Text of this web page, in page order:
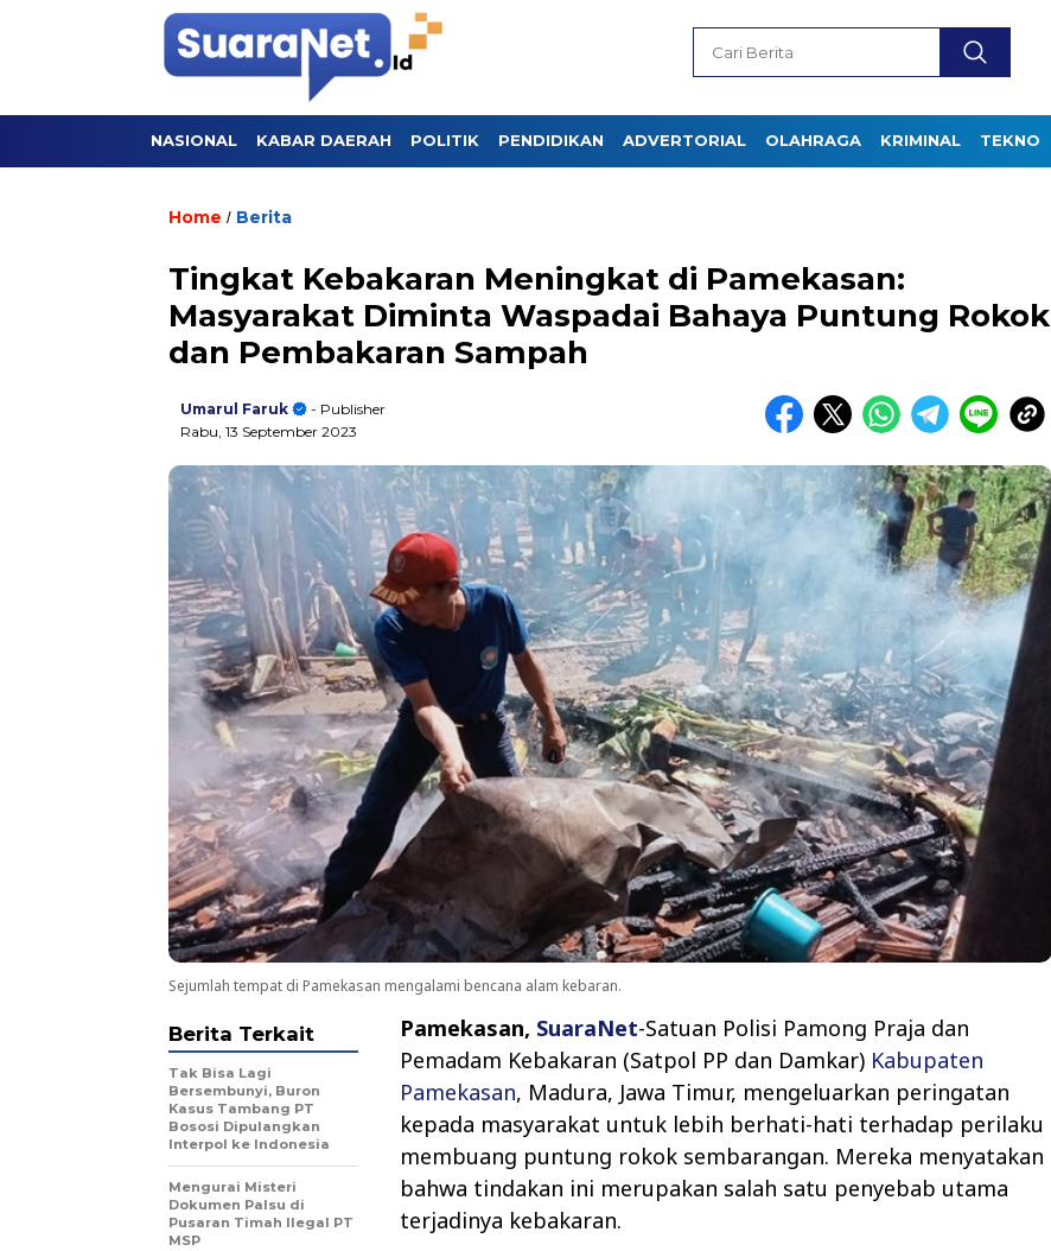
NASIONAL KABAR DAERAH POLITIK PENDIDIKAN ADVERTORIAL OLAHRAGA KRIMINAL TEKNO
Home / Berita
Tingkat Kebakaran Meningkat di Pamekasan:
Masyarakat Diminta Waspadai Bahaya Puntung Rokok
dan Pembakaran Sampah
Umarul Faruk
- Publisher
Rabu, 13 September 2023
Sejumlah tempat di Pamekasan mengalami bencana alam kebaran.
Pamekasan, SuaraNet-Satuan Polisi Pamong Praja dan
Pemadam Kebakaran (Satpol PP dan Damkar) Kabupaten
Pamekasan, Madura, Jawa Timur, mengeluarkan peringatan
kepada masyarakat untuk lebih berhati-hati terhadap perilaku
membuang puntung rokok sembarangan. Mereka menyatakan
bahwa tindakan ini merupakan salah satu penyebab utama
terjadinya kebakaran.
Berita Terkait
Tak Bisa Lagi
Bersembunyi, Buron
Kasus Tambang PT
Bososi Dipulangkan
Interpol ke Indonesia
Mengurai Misteri
Dokumen Palsu di
Pusaran Timah Ilegal PT
MSP